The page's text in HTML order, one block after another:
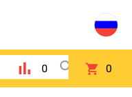
0 0